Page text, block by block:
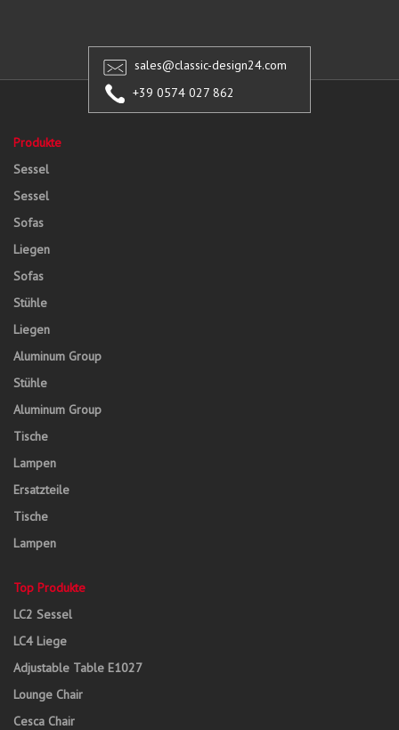
sales@classic-design24.com
+39 0574 027 862
Produkte
Sessel
Sessel
Sofas
Liegen
Sofas
Stühle
Liegen
Aluminum Group
Stühle
Aluminum Group
Tische
Lampen
Ersatzteile
Tische
Lampen
Top Produkte
LC2 Sessel
LC4 Liege
Adjustable Table E1027
Lounge Chair
Cesca Chair